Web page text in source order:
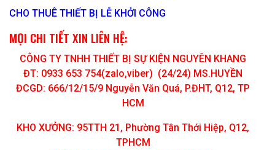
CHO THUÊ THIẾT BỊ LỄ KHỞI CÔNG
MỌI CHI TIẾT XIN LIÊN HỆ:
CÔNG TY TNHH THIẾT BỊ SỰ KIỆN NGUYÊN KHANG
ĐT: 0933 653 754(zalo,viber) (24/24) MS.HUYỀN
ĐCGD: 666/12/15/9 Nguyễn Văn Quá, P.ĐHT, Q12, TP
HCM
KHO XƯỞNG: 95TTH 21, Phường Tân Thới Hiệp, Q12,
TPHCM